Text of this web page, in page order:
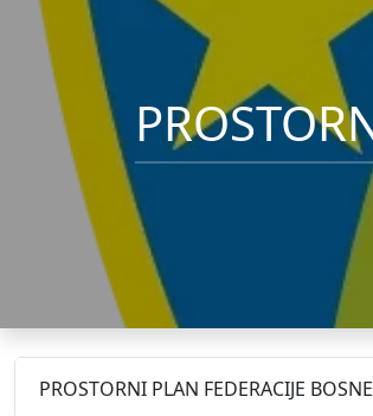
PROSTORNI PLAN FEDERACIJE